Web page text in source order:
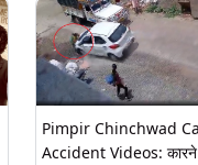
Pimpir Chinchwad
Accident Videos: कारने